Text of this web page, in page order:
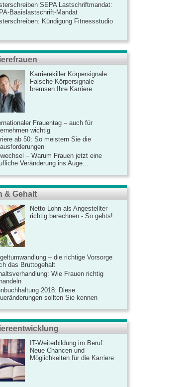
SEPA Lastschriftmandat:
Basislastschrift-Mandat
Kündigung Fitnessstudio
Karrierekiller Körpersignale:
Falsche Körpersignale
bremsen Ihre Karriere
Frauentag – auch für
wichtig
ab 50: So meistern Sie die
– Warum Frauen jetzt eine
Veränderung ins Auge...
& Gehalt
Netto-Lohn als Angestellter
richtig berechnen - So gehts!
– die richtige Vorsorge
das Bruttogehalt
Wie Frauen richtig
2018: Diese
sollten Sie kennen
IT-Weiterbildung im Beruf:
Neue Chancen und
Möglichkeiten für die Karriere